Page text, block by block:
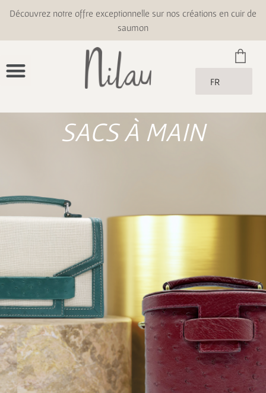
Découvrez notre offre exceptionnelle sur nos créations en cuir de
saumon
FR
SACS À MAIN